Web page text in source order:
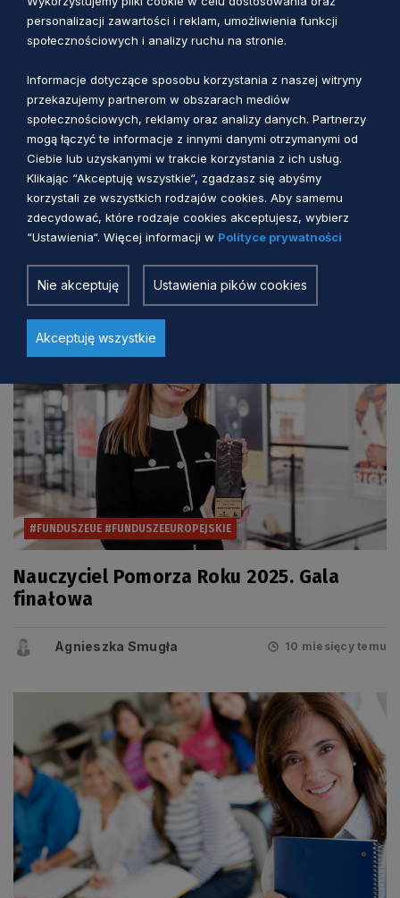
NAUCZYCIEL POMORZA
Nauczyciel Pomorza zostanie wybrany już
po raz jedenasty
Dorota Chądzyńska 4 miesiące temu
#FUNDUSZEUE #FUNDUSZEEUROPEJSKIE
Nauczyciel Pomorza Roku 2025. Gala
finałowa
Agnieszka Smugła 10 miesięcy temu
personalizacji zawartości i reklam, umożliwienia funkcji
społecznościowych i analizy ruchu na stronie.
Informacje dotyczące sposobu korzystania z naszej witryny
przekazujemy partnerom w obszarach mediów
społecznościowych, reklamy oraz analizy danych. Partnerzy
mogą łączyć te informacje z innymi danymi otrzymanymi od
Ciebie lub uzyskanymi w trakcie korzystania z ich usług.
Klikając “Akceptuję wszystkie“, zgadzasz się abyśmy
korzystali ze wszystkich rodzajów cookies. Aby samemu
zdecydować, które rodzaje cookies akceptujesz, wybierz
“Ustawienia“. Więcej informacji w Polityce prywatności
Nie akceptuję Ustawienia pików cookies
Akceptuję wszystkie